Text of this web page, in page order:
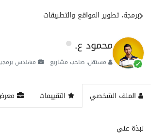
برمجة، تطوير المواقع والتطبيقات
محمود ع.
مستقل، صاحب مشاريع مهندس
الملف الشخصي التقييمات
نبذة عني